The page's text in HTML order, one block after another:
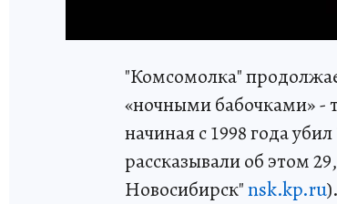
"Комсомолка"
«ночными бабочками» -
начиная с 1998 года
рассказывали об этом
Новосибирск"nsk.kp.ru).